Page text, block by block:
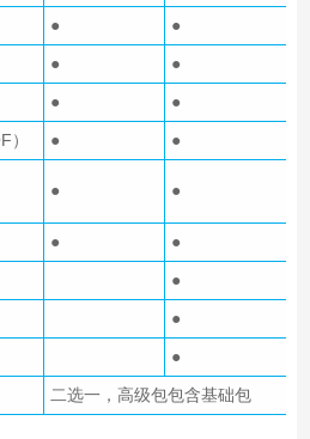
●
●
●
●
●
●
●
●
● ●
●
●
●
●
●
二选一，高级包包含基础包